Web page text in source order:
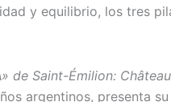
y equilibrio, los tres
de Saint-Émilion:
argentinos, presenta